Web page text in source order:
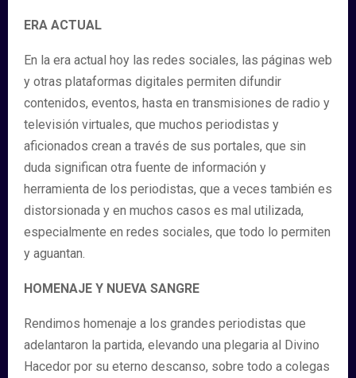
ERA ACTUAL
En la era actual hoy las redes sociales, las páginas web
y otras plataformas digitales permiten difundir
contenidos, eventos, hasta en transmisiones de radio y
televisión virtuales, que muchos periodistas y
aficionados crean a través de sus portales, que sin
duda significan otra fuente de información y
herramienta de los periodistas, que a veces también es
distorsionada y en muchos casos es mal utilizada,
especialmente en redes sociales, que todo lo permiten
y aguantan.
HOMENAJE Y NUEVA SANGRE
Rendimos homenaje a los grandes periodistas que
adelantaron la partida, elevando una plegaria al Divino
Hacedor por su eterno descanso, sobre todo a colegas